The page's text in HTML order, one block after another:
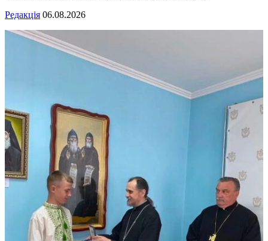
Редакція 06.08.2026